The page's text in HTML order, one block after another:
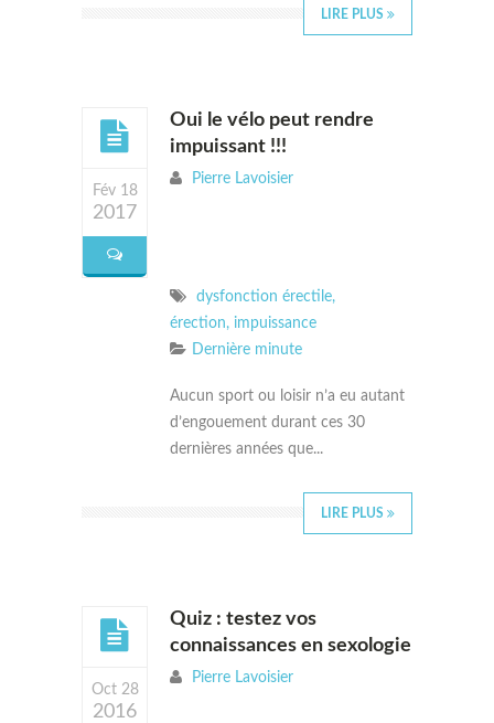
LIRE PLUS
Fév 18
2017
Oui le vélo peut rendre
impuissant !!!
Pierre Lavoisier
dysfonction érectile,
érection, impuissance
Dernière minute
Aucun sport ou loisir n’a eu autant
d’engouement durant ces 30
dernières années que...
LIRE PLUS
Oct 28
2016
Quiz : testez vos
connaissances en sexologie
Pierre Lavoisier